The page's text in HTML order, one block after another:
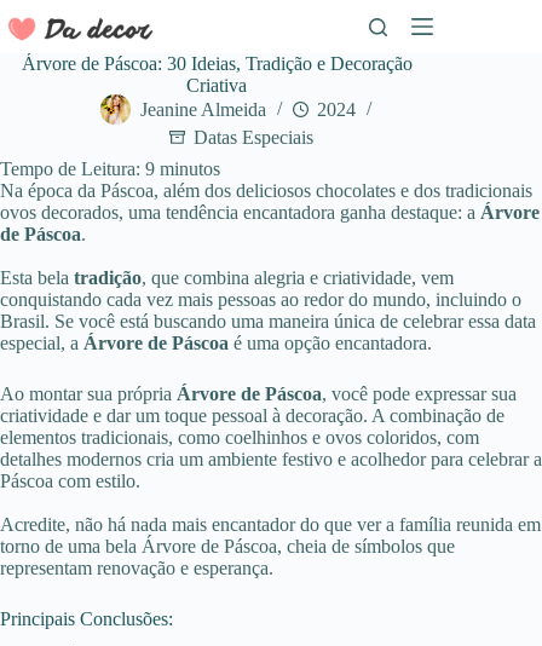
para
conteúdo
Árvore de Páscoa: 30 Ideias, Tradição e Decoração
Criativa
Jeanine Almeida
2024
Datas Especiais
Tempo de Leitura: 9 minutos
Na época da Páscoa, além dos deliciosos chocolates e dos tradicionais
ovos decorados, uma tendência encantadora ganha destaque: a Árvore
de Páscoa.
Esta bela tradição, que combina alegria e criatividade, vem
conquistando cada vez mais pessoas ao redor do mundo, incluindo o
Brasil. Se você está buscando uma maneira única de celebrar essa data
especial, a Árvore de Páscoa é uma opção encantadora.
Ao montar sua própria Árvore de Páscoa, você pode expressar sua
criatividade e dar um toque pessoal à decoração. A combinação de
elementos tradicionais, como coelhinhos e ovos coloridos, com
detalhes modernos cria um ambiente festivo e acolhedor para celebrar a
Páscoa com estilo.
Acredite, não há nada mais encantador do que ver a família reunida em
torno de uma bela Árvore de Páscoa, cheia de símbolos que
representam renovação e esperança.
Principais Conclusões: